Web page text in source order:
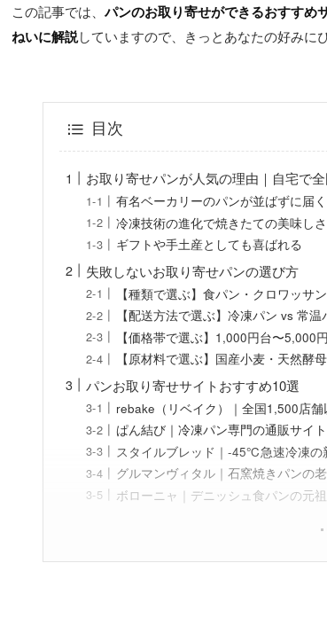
この記事では、パンのお取り寄せができるおすすめ
ねいに解説していますので、きっとあなたの好みに
目次
お取り寄せパンが人気の理由｜自宅で
有名ベーカリーのパンが並ばずに届く
冷凍技術の進化で焼きたての美味し
ギフトや手土産としても喜ばれる
失敗しないお取り寄せパンの選び方
【種類で選ぶ】食パン・クロワッサ
【配送方法で選ぶ】冷凍パン vs 常
【価格帯で選ぶ】1,000円台〜5,000
【原材料で選ぶ】国産小麦・天然酵
パンお取り寄せサイトおすすめ10選
rebake（リベイク）｜全国1,500店
ぱん結び｜冷凍パン専門の通販サイト
スタイルブレッド｜-45℃急速冷凍の
グルマンヴィタル｜石窯焼きパンの
ボローニャ｜デニッシュ食パンの元祖